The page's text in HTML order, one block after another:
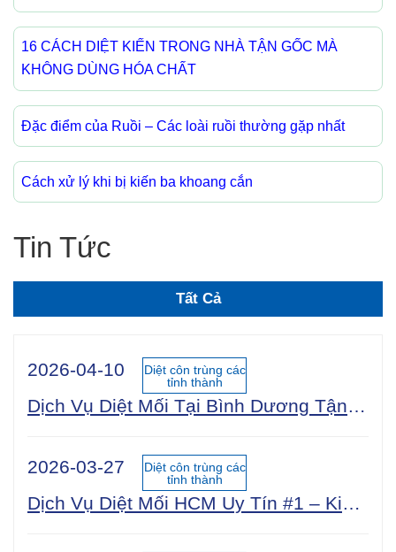
16 CÁCH DIỆT KIẾN TRONG NHÀ TẬN GỐC MÀ
KHÔNG DÙNG HÓA CHẤT
Đặc điểm của Ruồi – Các loài ruồi thường gặp nhất
Cách xử lý khi bị kiến ba khoang cắn
Tin Tức
Tất Cả
2026-04-10
Diệt côn trùng các
tỉnh thành
2026-03-27
Diệt côn trùng các
tỉnh thành